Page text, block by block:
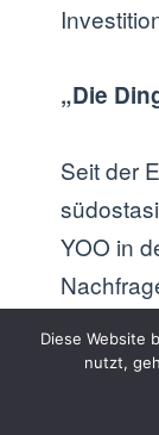
„Die
Seit der
YOO in
wenig
Diese Website
nutzt,